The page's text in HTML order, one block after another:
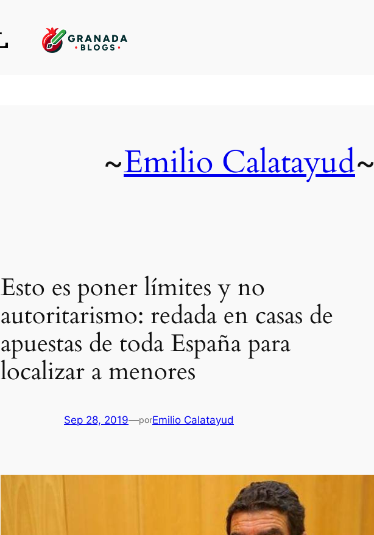
~Emilio Calatayud~
Esto es poner límites y no
autoritarismo: redada en casas de
apuestas de toda España para
localizar a menores
Sep 28, 2019—porEmilio Calatayud